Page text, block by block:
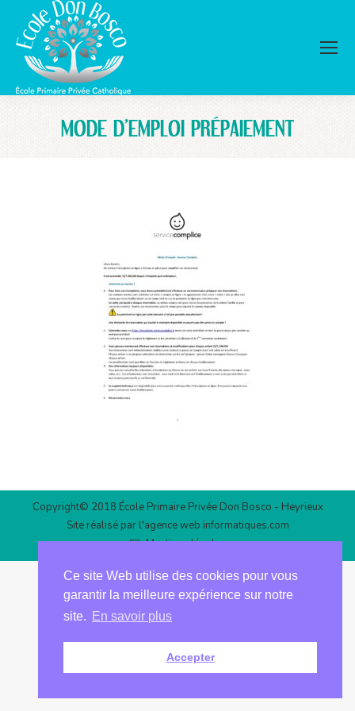
MODE D’EMPLOI PRÉPAIEMENT
Copyright© 2018 École Primaire Privée Don Bosco - Heyrieux
Site réalisé par l'agence web informatiques.com
Mentions légales
Ce site Web utilise des cookies pour vous
garantir la meilleure expérience sur notre
site.
En savoir plus
Accepter